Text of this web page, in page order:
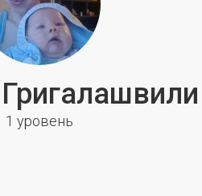
1 уровень